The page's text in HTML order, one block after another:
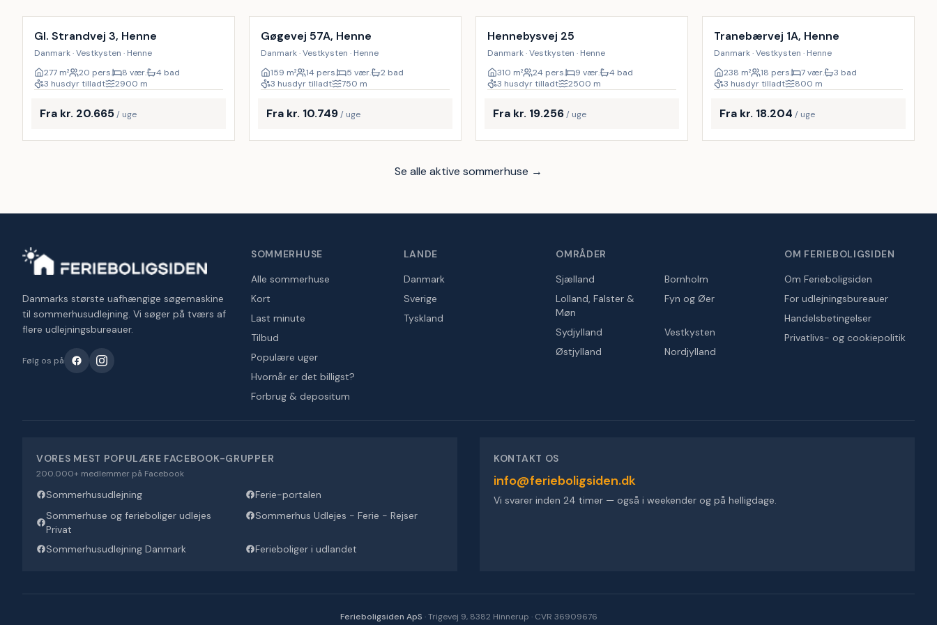
Gl. Strandvej 3, Henne
Danmark · Vestkysten · Henne
277 m² 20 pers. 8 vær.
4 bad
3 husdyr tilladt
2900 m
Fra kr. 20.665/ uge
Gøgevej 57A, Henne
Danmark · Vestkysten · Henne
159 m² 14 pers. 5 vær.
2 bad
3 husdyr tilladt
750 m
Fra kr. 10.749/ uge
Hennebysvej 25
Danmark · Vestkysten · Henne
310 m² 24 pers. 9 vær.
4 bad
3 husdyr tilladt
2500 m
Fra kr. 19.256/ uge
Tranebærvej 1A, Henne
Danmark · Vestkysten · Henne
238 m² 18 pers. 7 vær.
3 bad
3 husdyr tilladt
800 m
Fra kr. 18.204 / uge
Se alle aktive sommerhuse →
Danmarks største uafhængige søgemaskine
til sommerhusudlejning. Vi søger på tværs af
flere udlejningsbureauer.
Følg os på
SOMMERHUSE
Alle sommerhuse
Kort
Last minute
Tilbud
Populære uger
Hvornår er det billigst?
Forbrug & depositum
LANDE
Danmark
Sverige
Tyskland
OMRÅDER
Sjælland
Bornholm
Lolland, Falster &
Møn
Fyn og Øer
Sydjylland
Vestkysten
Østjylland
Nordjylland
OM FERIEBOLIGSIDEN
Om Ferieboligsiden
For udlejningsbureauer
Handelsbetingelser
Privatlivs- og cookiepolitik
VORES MEST POPULÆRE FACEBOOK-GRUPPER
200.000+ medlemmer på Facebook
Sommerhusudlejning
Ferie-portalen
Sommerhuse og ferieboliger udlejes
Privat
Sommerhus Udlejes - Ferie - Rejser
Sommerhusudlejning Danmark Ferieboliger i udlandet
KONTAKT OS
info@ferieboligsiden.dk
Vi svarer inden 24 timer — også i weekender og på helligdage.
Ferieboligsiden ApS ·Trigevej 9, 8382 Hinnerup · CVR 36909676